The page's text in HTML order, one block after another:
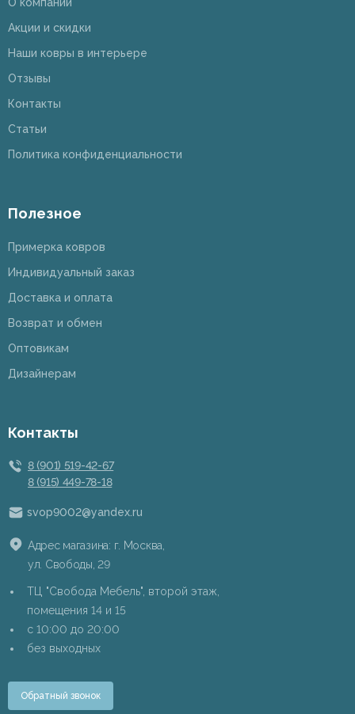
Акции и скидки
Наши ковры в интерьере
Отзывы
Контакты
Статьи
Политика конфиденциальности
Полезное
Примерка ковров
Индивидуальный заказ
Доставка и оплата
Возврат и обмен
Оптовикам
Дизайнерам
Контакты
8 (901) 519-42-67
8 (915) 449-78-18
svop9002@yandex.ru
Адрес магазина: г. Москва,
ул. Свободы, 29
ТЦ "Свобода Мебель", второй этаж,
помещения 14 и 15
c 10:00 до 20:00
без выходных
Обратный звонок